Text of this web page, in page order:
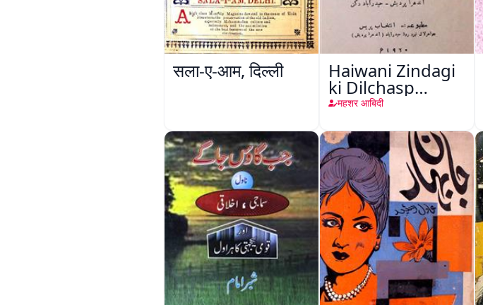
सला-ए-आम, दिल्ली Haiwani Zindagi
ki Dilchasp
Baatein
महशर आबिदी